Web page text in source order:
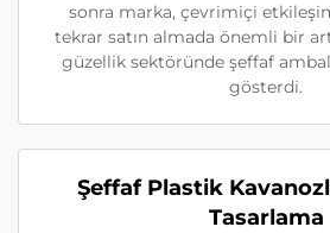
sonra marka, çevrimiçi
tekrar satın almada önemli bir
güzellik sektöründe şeffaf
gösterdi.
Şeffaf Plastik
Tasarlama